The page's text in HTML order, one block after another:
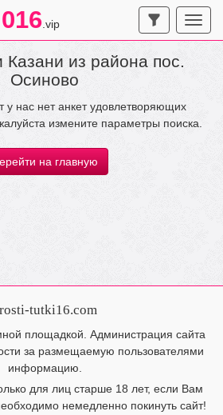
.vip
Казани из района пос.
Осиново
нас нет анкет удовлетворяющих
измените параметры поиска.
на главную
tutki16.com
площадкой. Администрация сайта
за размещаемую пользователями
информацию.
для лиц старше 18 лет, если Вам
немедленно покинуть сайт!